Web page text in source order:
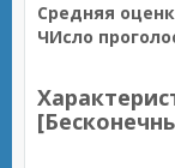
Средняя
ЧИсло